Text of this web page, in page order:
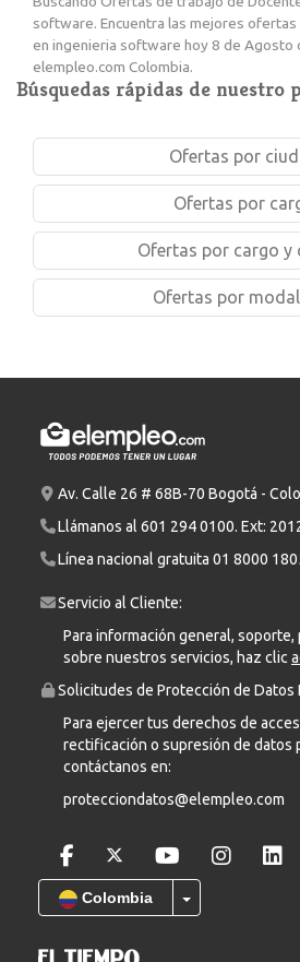
software. Encuentra las mejores
en ingenieria software hoy 8 de Agosto
elempleo.com Colombia.
Búsquedas rápidas de nuestro
Ofertas por
Ofertas por
Ofertas por cargo y
Ofertas por
Av. Calle 26 # 68B-70 Bogotá -
Llámanos al 601 294 0100. Ext:
Línea nacional gratuita 01 8000
Servicio al Cliente:
Para información general, soporte,
sobre nuestros servicios, haz clic
Solicitudes de Protección de Datos
Para ejercer tus derechos de
rectificación o supresión de datos
contáctanos en:
protecciondatos@elempleo.com
Colombia